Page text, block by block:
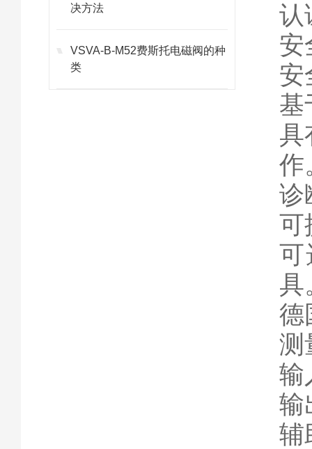
决方法
VSVA-B-M52费斯托电磁阀的种
类
认
安
安
基
具
作
诊
可
可
具
德
测
输
输
辅